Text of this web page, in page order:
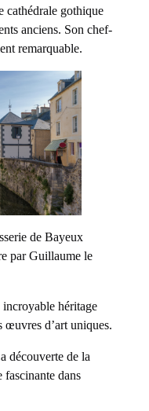
cathédrale gothique
anciens. Son chef-
remarquable.
de Bayeux
par Guillaume le
incroyable héritage
œuvres d’art uniques.
découverte de la
fascinante dans